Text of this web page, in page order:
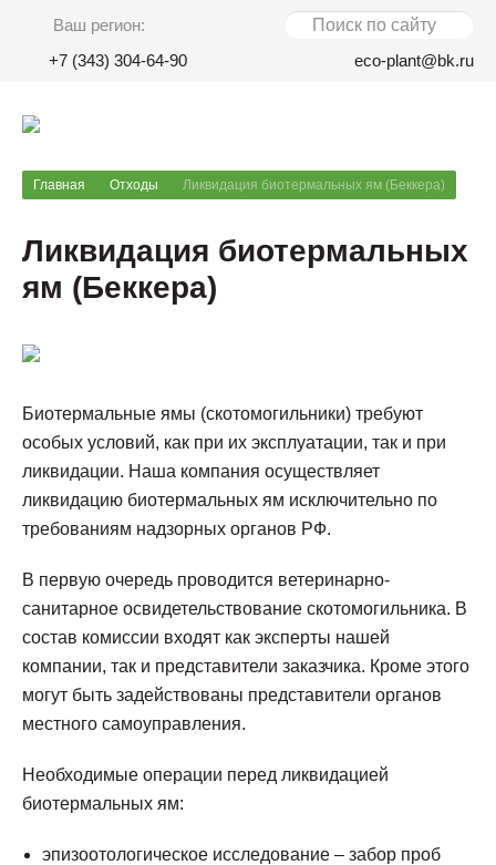
Ваш регион:
+7 (343) 304-64-90
eco-plant@bk.ru
Главная Отходы Ликвидация биотермальных ям (Беккера)
Ликвидация биотермальных
ям (Беккера)
Биотермальные ямы (скотомогильники) требуют
особых условий, как при их эксплуатации, так и при
ликвидации. Наша компания осуществляет
ликвидацию биотермальных ям исключительно по
требованиям надзорных органов РФ.
В первую очередь проводится ветеринарно-
санитарное освидетельствование скотомогильника. В
состав комиссии входят как эксперты нашей
компании, так и представители заказчика. Кроме этого
могут быть задействованы представители органов
местного самоуправления.
Необходимые операции перед ликвидацией
биотермальных ям:
эпизоотологическое исследование – забор проб